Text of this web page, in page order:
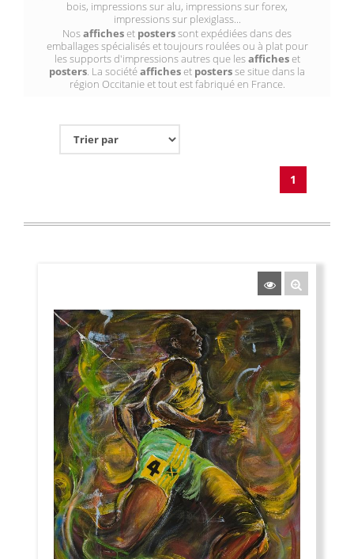
bois, impressions sur alu, impressions sur forex,
impressions sur plexiglass...
Nosafficheset posterssont expédiées dans des
emballages spécialisés et toujours roulées ou à plat pour
les supports d'impressions autres que lesafficheset
posters. La sociétéafficheset postersse situe dans la
région Occitanie et tout est fabriqué en France.
1